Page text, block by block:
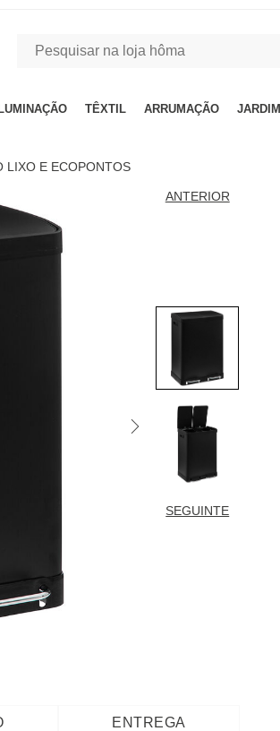
ILUMINAÇÃO TÊXTIL ARRUMAÇÃO JARDIM
LIXO E ECOPONTOS
ANTERIOR
SEGUINTE
ENTREGA